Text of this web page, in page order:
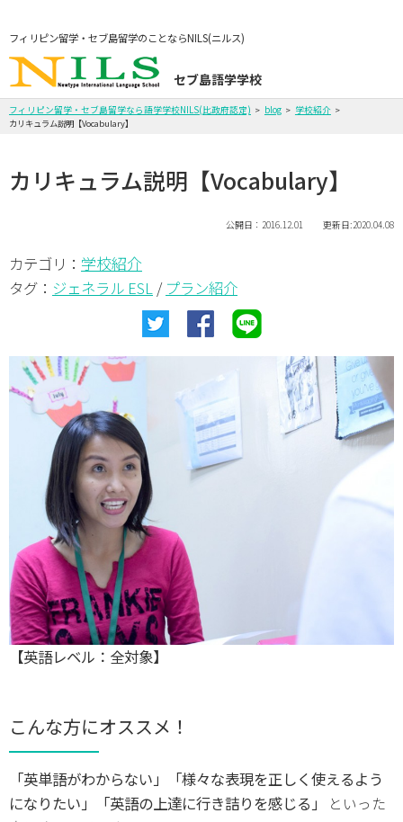
セブ島語学学校
フィリピン留学・セブ島留学のことならNILS(ニルス)
フィリピン留学・セブ島留学なら語学学校NILS(比政府認定) blog
学校紹介
カリキュラム説明【Vocabulary】
カリキュラム説明【Vocabulary】
公開日：2016.12.01 更新日:2020.04.08
カテゴリ： 学校紹介
タグ： ジェネラル ESL / プラン紹介
【英語レベル：全対象】
こんな方にオススメ！
「英単語がわからない」「様々な表現を正しく使えるよう
になりたい」「英語の上達に行き詰りを感じる」
といった